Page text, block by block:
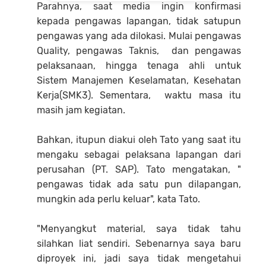
Parahnya, saat media ingin konfirmasi
kepada pengawas lapangan, tidak satupun
pengawas yang ada dilokasi. Mulai pengawas
Quality, pengawas Taknis, dan pengawas
pelaksanaan, hingga tenaga ahli untuk
Sistem Manajemen Keselamatan, Kesehatan
Kerja(SMK3). Sementara, waktu masa itu
masih jam kegiatan.
Bahkan, itupun diakui oleh Tato yang saat itu
mengaku sebagai pelaksana lapangan dari
perusahan (PT. SAP). Tato mengatakan, "
pengawas tidak ada satu pun dilapangan,
mungkin ada perlu keluar", kata Tato.
"Menyangkut material, saya tidak tahu
silahkan liat sendiri. Sebenarnya saya baru
diproyek ini, jadi saya tidak mengetahui